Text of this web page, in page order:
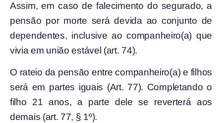
Assim, em caso de falecimento do segurado, a
pensão por morte será devida ao conjunto de
dependentes, inclusive ao companheiro(a) que
vivia em união estável (art. 74).
O rateio da pensão entre companheiro(a) e filhos
será em partes iguais (Art. 77). Completando o
filho 21 anos, a parte dele se reverterá aos
demais (art. 77, § 1º).